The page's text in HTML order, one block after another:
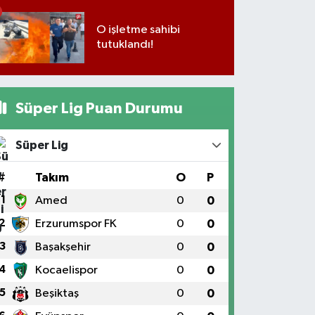
O işletme sahibi
tutuklandı!
Süper Lig Puan Durumu
Süper Lig
Takım O P
1 Amed 0 0
Erzurumspor FK 0 0
3 Başakşehir 0 0
Kocaelispor 0 0
5 Beşiktaş 0 0